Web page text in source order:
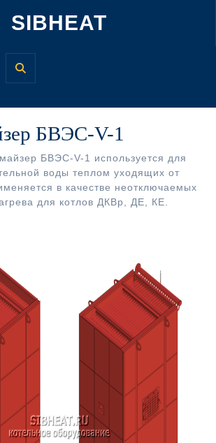
SIBHEAT
БВЭС-V-1
БВЭС-V-1 используется для
воды теплом уходящих от
в качестве неотключаемых
для котлов ДКВр, ДЕ, КЕ.